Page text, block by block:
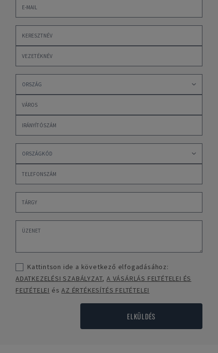
Kattintson ide a következő elfogadásához:
ADATKEZELÉSI SZABÁLYZAT,A VÁSÁRLÁS FELTÉTELEI ÉS
FELTÉTELEI ésAZ ÉRTÉKESÍTÉS FELTÉTELEI
ELKÜLDÉS